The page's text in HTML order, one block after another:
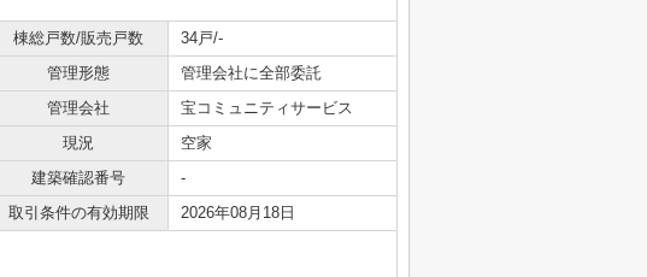
棟総戸数/販売戸数
34戸/-
管理形態
管理会社に全部委託
管理会社
宝コミュニティサービス
現況
空家
建築確認番号
-
取引条件の有効期限 2026年08月18日